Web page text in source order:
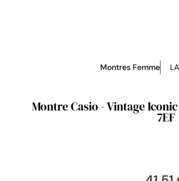
Montres Femme
Montre Casio - Vintage
7EF